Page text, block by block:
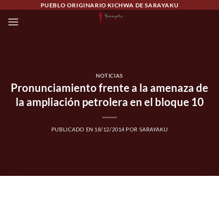
PUEBLO ORIGINARIO KICHWA DE SARAYAKU
NOTICIAS
Pronunciamiento frente a la amenaza de
la ampliación petrolera en el bloque 10
PUBLICADO EN 18/12/2014 POR SARAYAKU